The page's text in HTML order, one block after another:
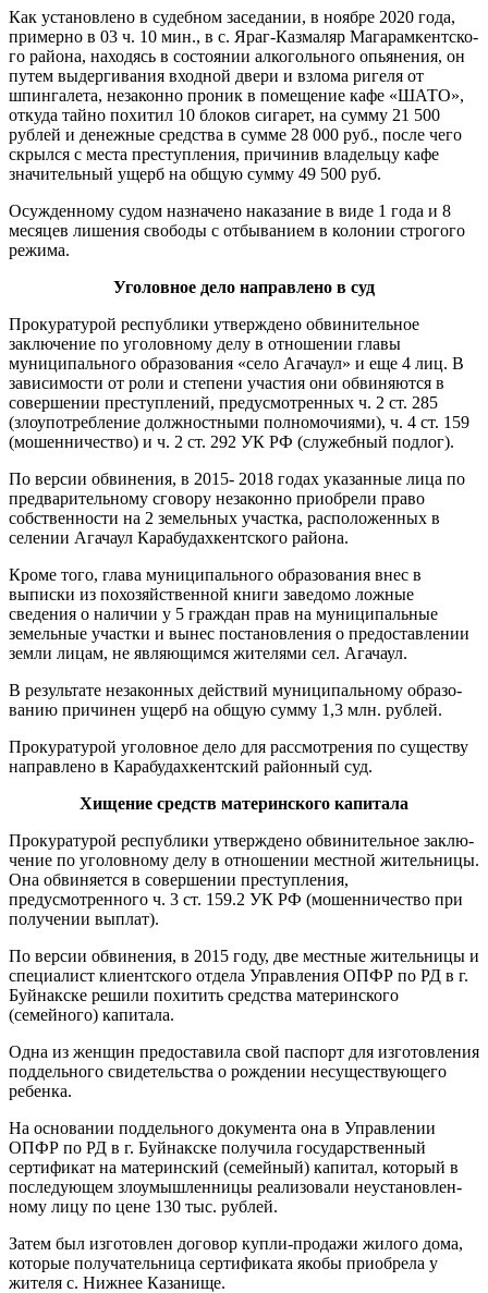
Как установлено в судебном заседании, в ноябре 2020 года,
примерно в 03 ч. 10 мин., в с. Яраг-Казмаляр Магарамкентско­
го района, находясь в состоянии алкогольного опьянения, он
пу­тем выдергивания входной двери и взлома ригеля от
шпингалета, незаконно проник в помещение кафе «ШАТО»,
откуда тайно похи­тил 10 блоков сигарет, на сумму 21 500
рублей и денежные средства в сумме 28 000 руб., после чего
скрылся с места преступления, причинив владельцу кафе
значи­тельный ущерб на общую сумму 49 500 руб.
Осужденному судом назначе­но наказание в виде 1 года и 8
месяцев лишения свободы с от­быванием в колонии строгого
режима.
Уголовное дело направлено в суд
Прокуратурой республики ут­верждено обвинительное
заключе­ние по уголовному делу в отноше­нии главы
муниципального образо­вания «село Агачаул» и еще 4 лиц. В
зависимости от роли и степени уча­стия они обвиняются в
совершении преступлений, предусмотренных ч. 2 ст. 285
(злоупотребление долж­ностными полномочиями), ч. 4 ст. 159
(мошенничество) и ч. 2 ст. 292 УК РФ (служебный подлог).
По версии обвинения, в 2015- 2018 годах указанные лица по
предварительному сговору неза­конно приобрели право
собствен­ности на 2 земельных участка, расположенных в
селении Агачаул Карабудахкентского района.
Кроме того, глава муниципального образования внес в
выписки из похо­зяйственной книги заведомо ложные
сведения о наличии у 5 граждан прав на муниципальные
земельные участ­ки и вынес постановления о предо­ставлении
земли лицам, не являю­щимся жителями сел. Агачаул.
В результате незаконных дей­ствий муниципальному образо­
ванию причинен ущерб на общую сумму 1,3 млн. рублей.
Прокуратурой уголовное дело для рассмотрения по существу
направлено в Карабудахкентский районный суд.
Хищение средств материнского капитала
Прокуратурой республики ут­верждено обвинительное заклю­
чение по уголовному делу в отно­шении местной жительницы.
Она обвиняется в совершении престу­пления,
предусмотренного ч. 3 ст. 159.2 УК РФ (мошенничество при
получении выплат).
По версии обвинения, в 2015 году, две местные жительницы и
специалист клиентского отдела Управления ОПФР по РД в г.
Буй­накске решили похитить средства материнского
(семейного) капи­тала.
Одна из женщин предоставила свой паспорт для изготовления
поддельного свидетельства о рож­дении несуществующего
ребенка.
На основании поддельного до­кумента она в Управлении
ОПФР по РД в г. Буйнакске получила госу­дарственный
сертификат на мате­ринский (семейный) капитал, кото­рый в
последующем злоумышлен­ницы реализовали неустановлен­
ному лицу по цене 130 тыс. рублей.
Затем был изготовлен договор купли-продажи жилого дома,
кото­рые получательница сертификата якобы приобрела у
жителя с. Ниж­нее Казанище.